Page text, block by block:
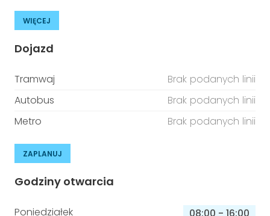
WIĘCEJ
Dojazd
Tramwaj
Brak podanych linii
Autobus
Brak podanych linii
Metro
Brak podanych linii
ZAPLANUJ
Godziny otwarcia
Poniedziałek